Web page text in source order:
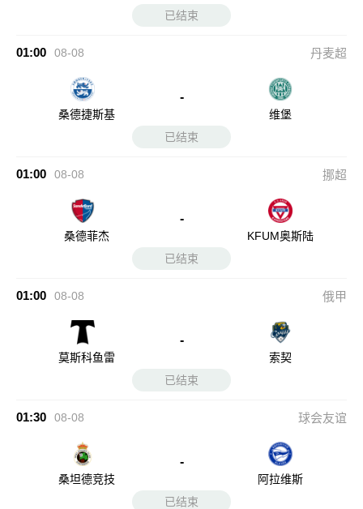
已结束
01:00 08-08 丹麦超
桑德捷斯基
-
维堡
已结束
01:00 08-08 挪超
桑德菲杰
-
KFUM奥斯陆
已结束
01:00 08-08 俄甲
莫斯科鱼雷
-
索契
已结束
01:30 08-08 球会友谊
桑坦德竞技
-
阿拉维斯
已结束